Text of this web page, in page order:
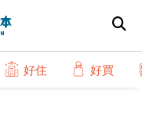
好住 好買